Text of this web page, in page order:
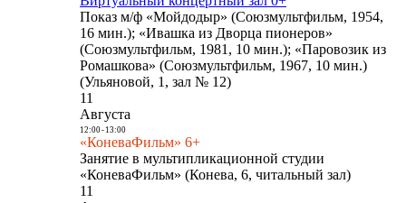
Показ м/ф «Мойдодыр» (Союзмультфильм, 1954,
16 мин.); «Ивашка из Дворца пионеров»
(Союзмультфильм, 1981, 10 мин.); «Паровозик из
Ромашкова» (Союзмультфильм, 1967, 10 мин.)
(Ульяновой, 1, зал № 12)
11
Августа
12:00- 13:00
«КоневаФильм» 6+
Занятие в мультипликационной студии
«КоневаФильм» (Конева, 6, читальный зал)
11